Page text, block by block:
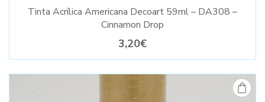
Tinta Acrílica Americana Decoart 59ml – DA308 –
Cinnamon Drop
3,20€